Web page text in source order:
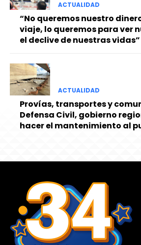
ACTUALIDAD
“No queremos nuestro
viaje, lo queremos para ver
el declive de nuestras vidas”
ACTUALIDAD
Provías, transportes y
Defensa Civil, gobierno
hacer el mantenimiento al